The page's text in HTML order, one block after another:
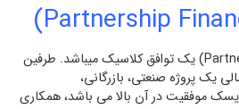
مشاركت (Partnership Financing) يك توافق كلاسيك میباشد. طرفين
يك پروژه صنعتي، بازرگاني،
موفقيت در آن بالا می باشد، همكاري